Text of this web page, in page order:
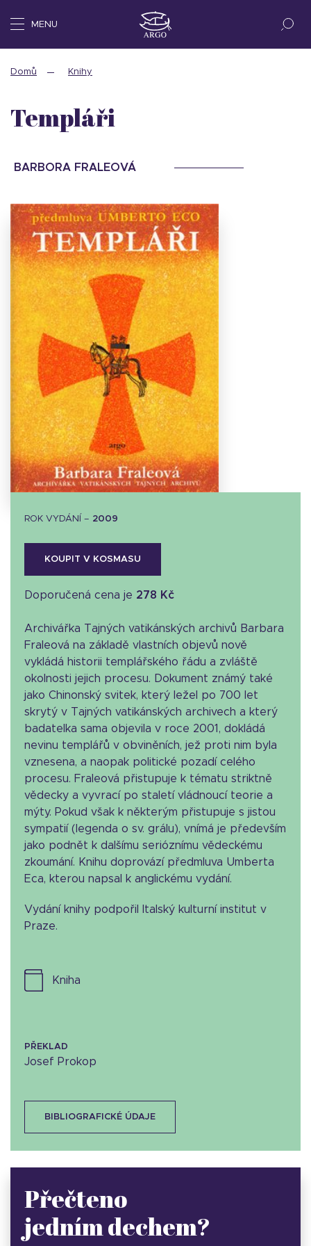
MENU
Domů Knihy
Templáři
BARBORA FRALEOVÁ
ROK VYDÁNÍ – 2009
KOUPIT V KOSMASU
Doporučená cena je 278 Kč
Archivářka Tajných vatikánských archivů Barbara
Fraleová na základě vlastních objevů nově
vykládá historii templářského řádu a zvláště
okolnosti jejich procesu. Dokument známý také
jako Chinonský svitek, který ležel po 700 let
skrytý v Tajných vatikánských archivech a který
badatelka sama objevila v roce 2001, dokládá
nevinu templářů v obviněních, jež proti nim byla
vznesena, a naopak politické pozadí celého
procesu. Fraleová přistupuje k tématu striktně
vědecky a vyvrací po staletí vládnoucí teorie a
mýty. Pokud však k některým přistupuje s jistou
sympatií (legenda o sv. grálu), vnímá je především
jako podnět k dalšímu serióznímu vědeckému
zkoumání. Knihu doprovází předmluva Umberta
Eca, kterou napsal k anglickému vydání.
Vydání knihy podpořil Italský kulturní institut v
Praze.
kniha
PŘEKLAD
Josef Prokop
BIBLIOGRAFICKÉ ÚDAJE
Přečteno
jedním dechem?